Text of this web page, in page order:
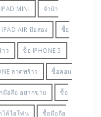
MINI จำนำ
AIR มือสอง ซื้อ
ว ซื้อ IPHONE 5
ลาดพร้าว ซื้อคอน
อถือ อยากขาย ซื้อ
ด้ไอโฟน ซื้อมือถือ